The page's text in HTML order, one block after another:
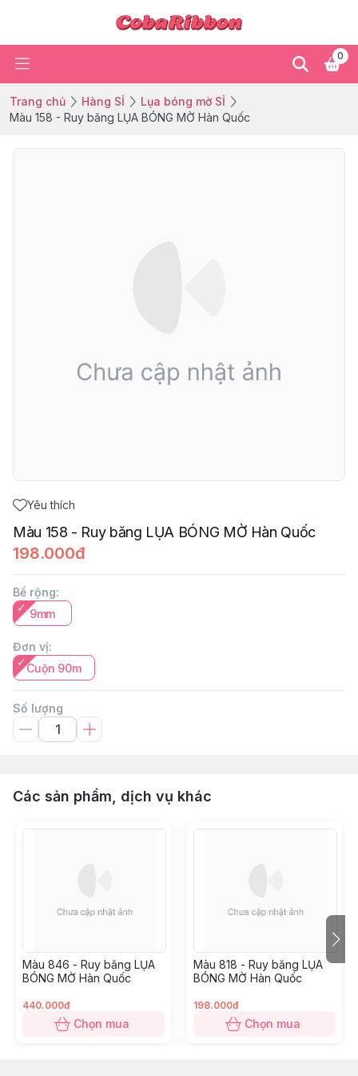
0
Trang chủ Hàng SỈ
Lụa bóng mờ SỈ
Màu 158 - Ruy băng LỤA BÓNG MỜ Hàn Quốc
Yêu thích
Màu 158 - Ruy băng LỤA BÓNG MỜ Hàn Quốc
198.000đ
Bề rộng:
9mm
Đơn vị:
Cuộn 90m
Số lượng
Các sản phẩm, dịch vụ khác
Màu 846 - Ruy băng LỤA
BÓNG MỜ Hàn Quốc
440.000đ
Chọn mua
Màu 818 - Ruy băng LỤA
BÓNG MỜ Hàn Quốc
198.000đ
Chọn mua